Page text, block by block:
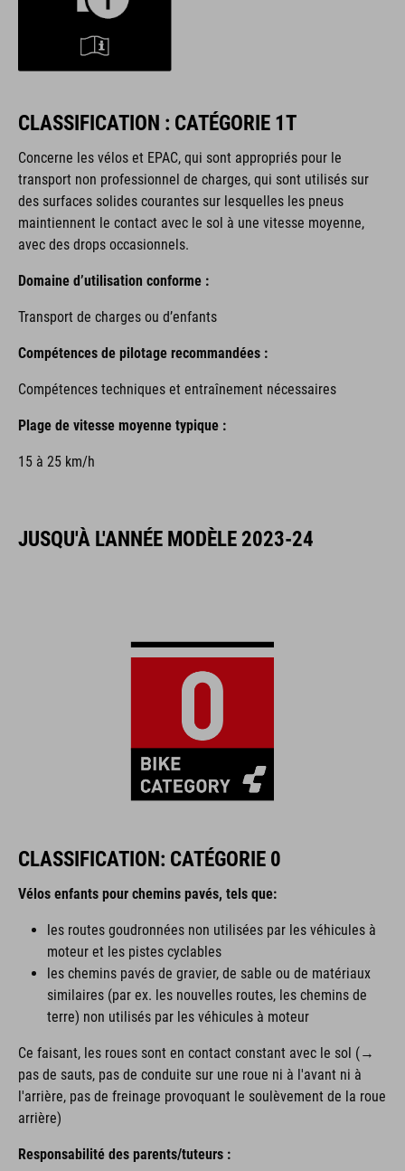
CLASSIFICATION : CATÉGORIE 1T
Concerne les vélos et EPAC, qui sont appropriés pour le
transport non professionnel de charges, qui sont utilisés sur
des surfaces solides courantes sur lesquelles les pneus
maintiennent le contact avec le sol à une vitesse moyenne,
avec des drops occasionnels.
Domaine d’utilisation conforme :
Transport de charges ou d’enfants
Compétences de pilotage recommandées :
Compétences techniques et entraînement nécessaires
Plage de vitesse moyenne typique :
15 à 25 km/h
JUSQU'À L'ANNÉE MODÈLE 2023-24
CLASSIFICATION: CATÉGORIE 0
Vélos enfants pour chemins pavés, tels que:
les routes goudronnées non utilisées par les véhicules à
moteur et les pistes cyclables
les chemins pavés de gravier, de sable ou de matériaux
similaires (par ex. les nouvelles routes, les chemins de
terre) non utilisés par les véhicules à moteur
Ce faisant, les roues sont en contact constant avec le sol (→
pas de sauts, pas de conduite sur une roue ni à l'avant ni à
l'arrière, pas de freinage provoquant le soulèvement de la roue
arrière)
Responsabilité des parents/tuteurs :